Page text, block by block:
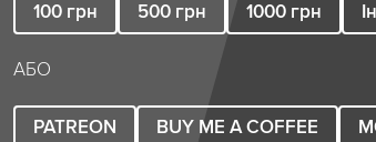
100 грн 500 грн 1000 грн
АБО
PATREON BUY ME A COFFEE